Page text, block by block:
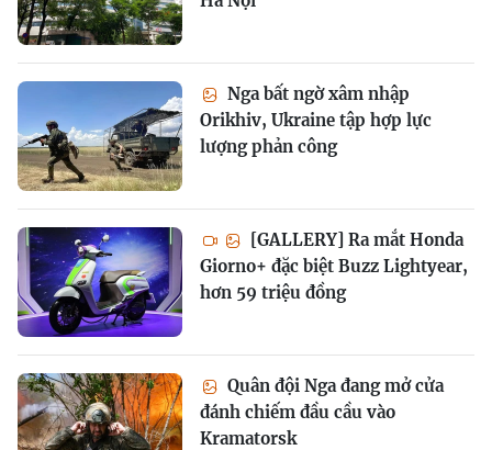
Nga bất ngờ xâm nhập
Orikhiv, Ukraine tập hợp lực
lượng phản công
[GALLERY] Ra mắt Honda
Giorno+ đặc biệt Buzz Lightyear,
hơn 59 triệu đồng
Quân đội Nga đang mở cửa
đánh chiếm đầu cầu vào
Kramatorsk